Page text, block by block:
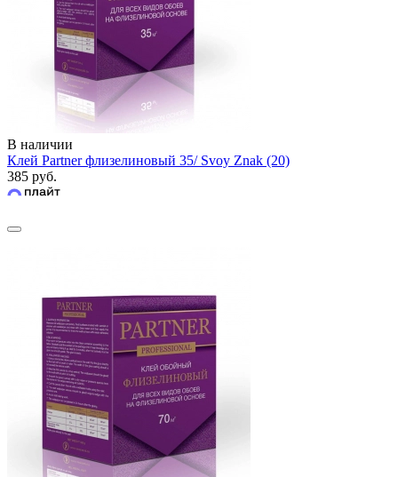
В наличии
Клей Partner флизелиновый 35/ Svoy Znak (20)
385 руб.